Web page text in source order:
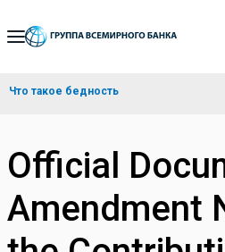
Skip
Navigation
Что такое бедность
Official
Amendment